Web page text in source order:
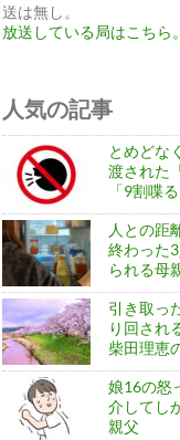
送は無し。
放送している局はこちら。
人気の記事
とめどな
渡された
「9割喋る
人との距
終わった
られる母
引き取っ
り回され
柴田理恵
娘16の怒
介してし
親父